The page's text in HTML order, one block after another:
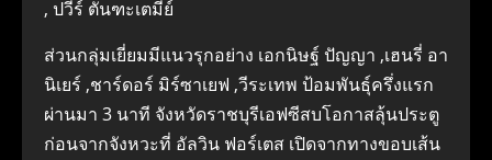
, ปวีร์ ตันฑะเตมีย์
ส่วนกลุ่มเยี่ยมมีแนวรุกอย่าง เอกนิษฐ์ ปัญญา ,เฮนรี่ อา
นิเยร์ ,ชาร์ดอร์ มิร์ซาเยฟ ,วีระเทพ ป้อมพันธุ์ครึ่งแรก
ผ่านมา 3 นาที จังหวัดราชบุรีเอฟซีสบโอกาสลุ้นประตู
ก่อนจากจังหวะที่ อัลวิน ฟอร์เตส เปิดจากทางขอบเส้น